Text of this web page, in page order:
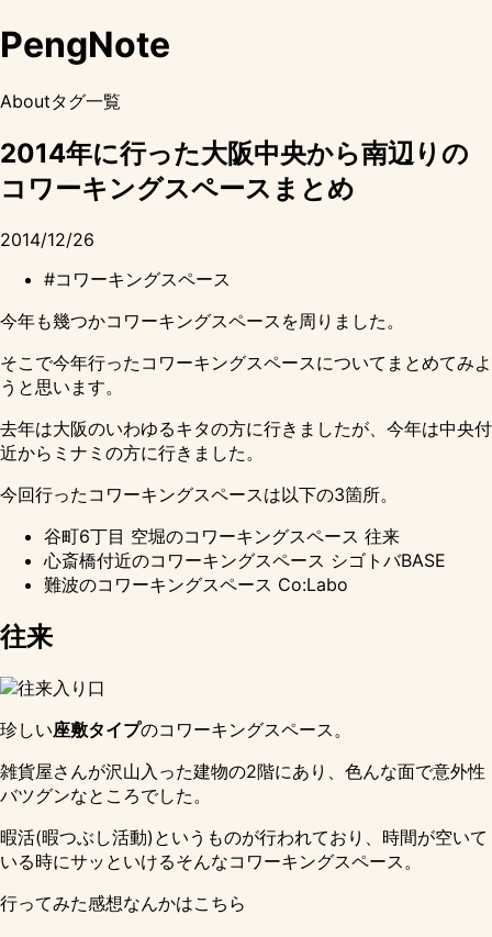
PengNote
Aboutタグ一覧
2014年に行った大阪中央から南辺りの
コワーキングスペースまとめ
2014/12/26
#コワーキングスペース
今年も幾つかコワーキングスペースを周りました。
そこで今年行ったコワーキングスペースについてまとめてみよ
うと思います。
去年は大阪のいわゆるキタの方に行きましたが、今年は中央付
近からミナミの方に行きました。
今回行ったコワーキングスペースは以下の3箇所。
谷町6丁目 空堀のコワーキングスペース 往来
心斎橋付近のコワーキングスペース シゴトバBASE
難波のコワーキングスペース Co:Labo
往来
珍しい座敷タイプのコワーキングスペース。
雑貨屋さんが沢山入った建物の2階にあり、色んな面で意外性
バツグンなところでした。
暇活(暇つぶし活動)というものが行われており、時間が空いて
いる時にサッといけるそんなコワーキングスペース。
行ってみた感想なんかはこちら